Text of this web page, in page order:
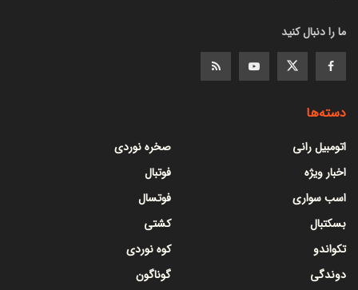
ما را دنبال کنید
دسته‌ها
اتومبیل رانی
اخبار ویژه
اسب سواری
بسکتبال
تکواندو
دوندگی
صخره نوردی
فوتبال
فوتسال
کشتی
کوه نوردی
گوناگون